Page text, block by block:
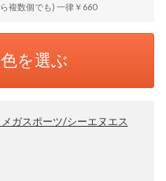
複数個でも) 一律￥660
を選ぶ
ガスポーツ/シーエヌエス